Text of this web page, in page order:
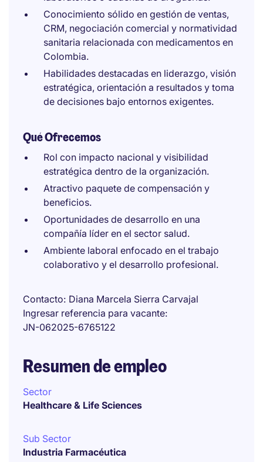
Conocimiento sólido en gestión de ventas,
CRM, negociación comercial y normatividad
sanitaria relacionada con medicamentos en
Colombia.
Habilidades destacadas en liderazgo, visión
estratégica, orientación a resultados y toma
de decisiones bajo entornos exigentes.
Qué Ofrecemos
Rol con impacto nacional y visibilidad
estratégica dentro de la organización.
Atractivo paquete de compensación y
beneficios.
Oportunidades de desarrollo en una
compañía líder en el sector salud.
Ambiente laboral enfocado en el trabajo
colaborativo y el desarrollo profesional.
Contacto Diana Marcela Sierra Carvajal
Ingresar referencia para vacante
JN-062025-6765122
Resumen de empleo
Sector
Healthcare & Life Sciences
Sub Sector
Industria Farmacéutica